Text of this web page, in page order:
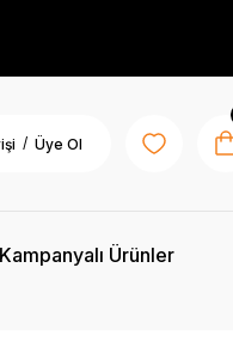
/ Üye Ol
Kampanyalı Ürünler